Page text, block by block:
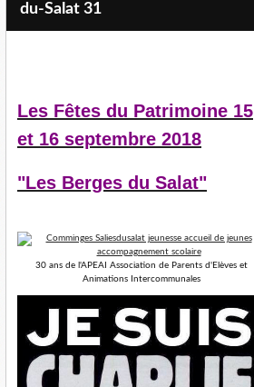
du-Salat 31
Les Fêtes du Patrimoine 15
et 16 septembre 2018
"Les Berges du Salat"
30 ans de l'APEAI Association de Parents d'Elèves et
Animations Intercommunales